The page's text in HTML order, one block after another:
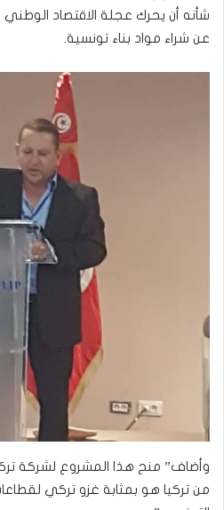
شأنه أن يحرك عجلة الاقتصاد
عن شراء مواد بناء تونسية.
وأضاف” منح هذا المشروع لشركة
من تركيا هو بمثابة غزو تركي